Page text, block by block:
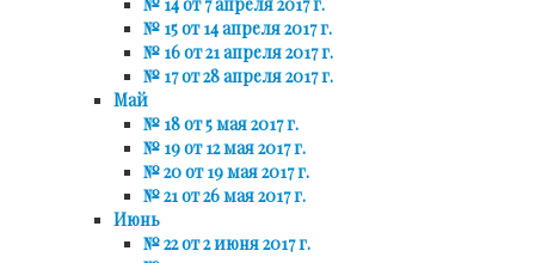
№ 15 от 14 апреля 2017 г.
№ 16 от 21 апреля 2017 г.
№ 17 от 28 апреля 2017 г.
Май
№ 18 от 5 мая 2017 г.
№ 19 от 12 мая 2017 г.
№ 20 от 19 мая 2017 г.
№ 21 от 26 мая 2017 г.
Июнь
№ 22 от 2 июня 2017 г.